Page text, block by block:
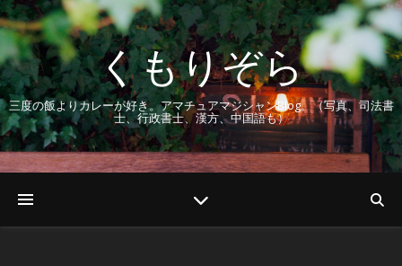
くもりぞら
三度の飯よりカレーが好き。アマチュアマジシャンBlog。（写真、司法書
士、行政書士、漢方、中国語も）